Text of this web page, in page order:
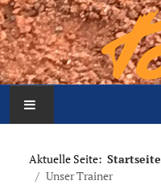
Aktuelles
Aktuelle Seite: Startseite
Unser Trainer